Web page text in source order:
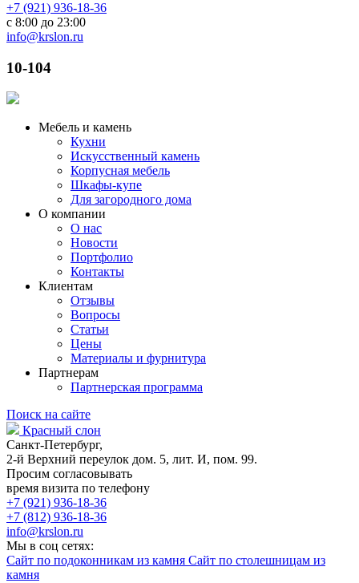
+7 (921) 936-18-36
с 8:00 до 23:00
info@krslon.ru
10-104
Мебель и камень
Кухни
Искусственный камень
Корпусная мебель
Шкафы-купе
Для загородного дома
О компании
О нас
Новости
Портфолио
Контакты
Клиентам
Отзывы
Вопросы
Статьи
Цены
Материалы и фурнитура
Партнерам
Партнерская программа
Поиск на сайте
Красный слон
Санкт-Петербург,
2-й Верхний переулок дом. 5, лит. И, пом. 99.
Просим согласовывать
время визита по телефону
+7 (921) 936-18-36
+7 (812) 936-18-36
info@krslon.ru
Мы в соц сетях:
Сайт по подоконникам из камня Сайт по столешницам из
камня